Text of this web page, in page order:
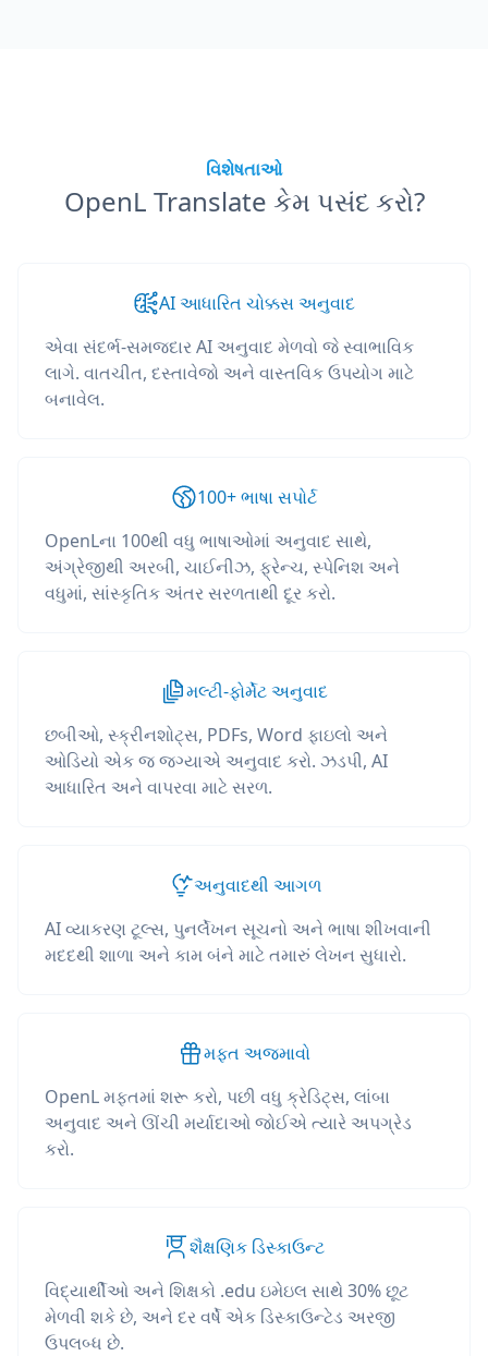
વિશેષતાઓ
OpenL Translate કેમ પસંદ કરો?
AI આધારિત ચોક્કસ અનુવાદ
એવા સંદર્ભ-સમજદાર AI અનુવાદ મેળવો જે સ્વાભાવિક
લાગે. વાતચીત, દસ્તાવેજો અને વાસ્તવિક ઉપયોગ માટે
બનાવેલ.
100+ ભાષા સપોર્ટ
OpenLના 100થી વધુ ભાષાઓમાં અનુવાદ સાથે,
અંગ્રેજીથી અરબી, ચાઈનીઝ, ફ્રેન્ચ, સ્પેનિશ અને
વધુમાં, સાંસ્કૃતિક અંતર સરળતાથી દૂર કરો.
મલ્ટી-ફોર્મેટ અનુવાદ
છબીઓ, સ્ક્રીનશોટ્સ, PDFs, Word ફાઇલો અને
ઓડિયો એક જ જગ્યાએ અનુવાદ કરો. ઝડપી, AI
આધારિત અને વાપરવા માટે સરળ.
અનુવાદથી આગળ
AI વ્યાકરણ ટૂલ્સ, પુનર્લેખન સૂચનો અને ભાષા શીખવાની
મદદથી શાળા અને કામ બંને માટે તમારું લેખન સુધારો.
મફત અજમાવો
OpenL મફતમાં શરૂ કરો, પછી વધુ ક્રેડિટ્સ, લાંબા
અનુવાદ અને ઊંચી મર્યાદાઓ જોઈએ ત્યારે અપગ્રેડ
કરો.
શૈક્ષણિક ડિસ્કાઉન્ટ
વિદ્યાર્થીઓ અને શિક્ષકો .edu ઇમેઇલ સાથે 30% છૂટ
મેળવી શકે છે, અને દર વર્ષે એક ડિસ્કાઉન્ટેડ અરજી
ઉપલબ્ધ છે.